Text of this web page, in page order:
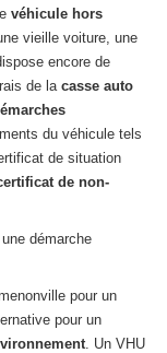
véhicule hors
vieille voiture, une
encore de
de la casse auto
du véhicule tels
de situation
de non-
démarche
pour un
pour un
. Un VHU